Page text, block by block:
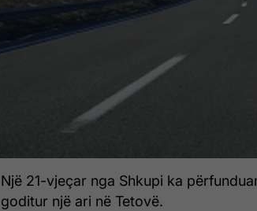
Një 21-vjeçar nga Shkupi ka
goditur një ari në Tetovë.